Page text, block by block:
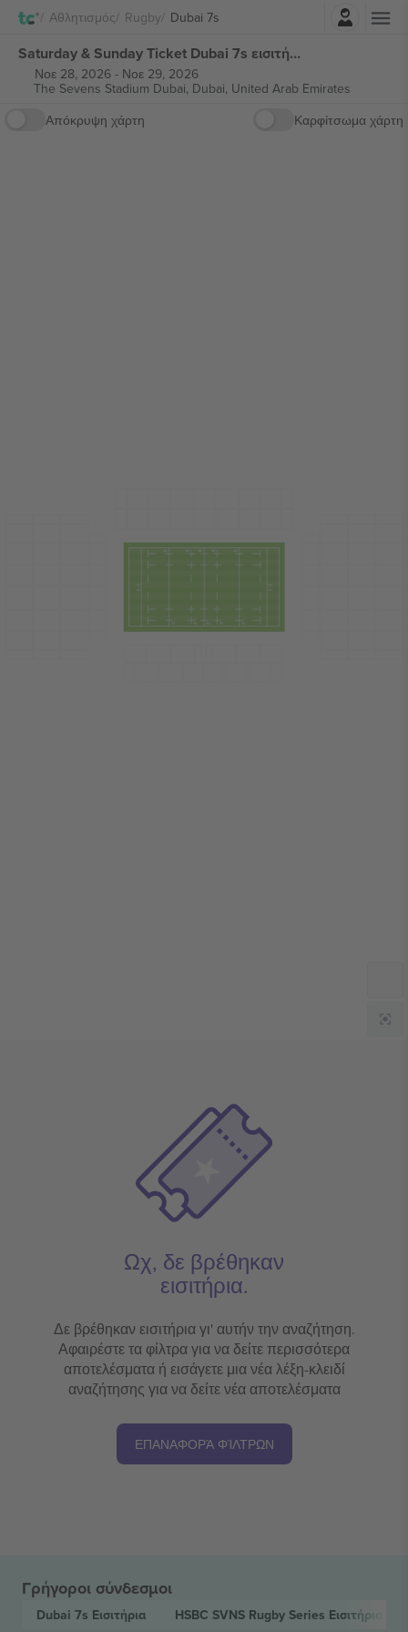
Αθλητισμός Rugby Dubai 7s
Saturday & Sunday Ticket Dubai 7s εισιτήρια
Νοε 28, 2026- Νοε 29, 2026
The Sevens Stadium Dubai, Dubai, United Arab Emirates
Απόκρυψη χάρτη
Καρφίτσωμα χάρτη
Ωχ, δε βρέθηκαν
εισιτήρια.
Δε βρέθηκαν εισιτήρια γι' αυτήν την αναζήτηση.
Αφαιρέστε τα φίλτρα για να δείτε περισσότερα
αποτελέσματα ή εισάγετε μια νέα λέξη-κλειδί
αναζήτησης για να δείτε νέα αποτελέσματα
ΕΠΑΝΑΦΟΡΆ ΦΊΛΤΡΩΝ
Γρήγοροι σύνδεσμοι
Dubai 7s Εισιτήρια HSBC SVNS Rugby Series Εισιτήρια